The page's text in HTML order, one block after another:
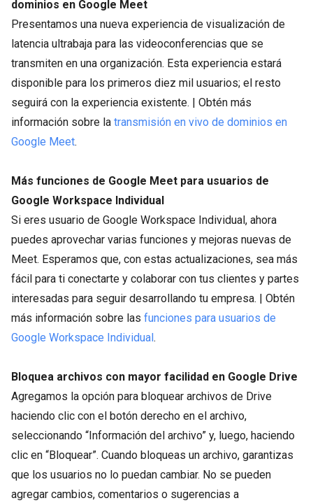
dominios en Google Meet
Presentamos una nueva experiencia de visualización de
latencia ultrabaja para las videoconferencias que se
transmiten en una organización. Esta experiencia estará
disponible para los primeros diez mil usuarios; el resto
seguirá con la experiencia existente. | Obtén más
información sobre la transmisión en vivo de dominios en
Google Meet.
Más funciones de Google Meet para usuarios de
Google Workspace Individual
Si eres usuario de Google Workspace Individual, ahora
puedes aprovechar varias funciones y mejoras nuevas de
Meet. Esperamos que, con estas actualizaciones, sea más
fácil para ti conectarte y colaborar con tus clientes y partes
interesadas para seguir desarrollando tu empresa. | Obtén
más información sobre las funciones para usuarios de
Google Workspace Individual.
Bloquea archivos con mayor facilidad en Google Drive
Agregamos la opción para bloquear archivos de Drive
haciendo clic con el botón derecho en el archivo,
seleccionando “Información del archivo” y, luego, haciendo
clic en “Bloquear”. Cuando bloqueas un archivo, garantizas
que los usuarios no lo puedan cambiar. No se pueden
agregar cambios, comentarios o sugerencias a